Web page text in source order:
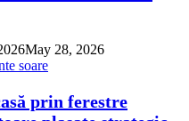
May 28, 2026
prin ferestre